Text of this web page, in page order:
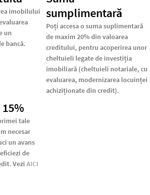
imobilului
un
bancă.
sumplimentară
Poți accesa o suma suplimentară
de maxim 20% din valoarea
creditului, pentru acoperirea unor
cheltuieli legate de investiția
imobiliară (cheltuieli notariale, cu
evaluarea, modernizarea locuinței
achiziționate din credit).
tale
necesar
un avans
de
Vezi AICI